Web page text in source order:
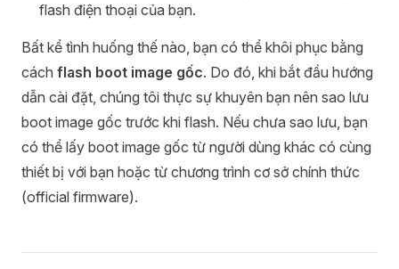
flash điện thoại của bạn.
Bất kể tình huống thế nào, bạn có thể khôi phục bằng
cách flash boot image gốc. Do đó, khi bắt đầu hướng
dẫn cài đặt, chúng tôi thực sự khuyên bạn nên sao lưu
boot image gốc trước khi flash. Nếu chưa sao lưu, bạn
có thể lấy boot image gốc từ người dùng khác có cùng
thiết bị với bạn hoặc từ chương trình cơ sở chính thức
(official firmware).